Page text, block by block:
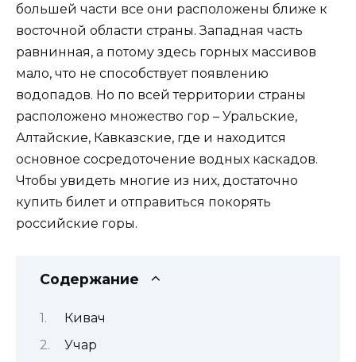
большей части все они расположены ближе к
восточной области страны. Западная часть
равнинная, а потому здесь горных массивов
мало, что не способствует появлению
водопадов. Но по всей территории страны
расположено множество гор – Уральские,
Алтайские, Кавказские, где и находится
основное сосредоточение водных каскадов.
Чтобы увидеть многие из них, достаточно
купить билет и отправиться покорять
российские горы.
Содержание
Кивач
Учар